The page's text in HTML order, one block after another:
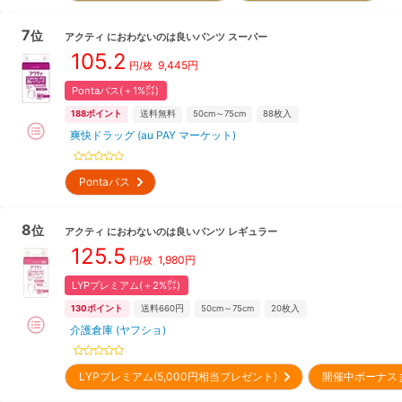
7位 アクティ におわないのは良いパンツ スーパー
105.2 円/枚 9,445円
Pontaパス(＋1%㌽)
188ポイント 送料無料 50cm～75cm 88枚入
爽快ドラッグ (au PAY マーケット)
Pontaパス
8位 アクティ におわないのは良いパンツ レギュラー
125.5 円/枚 1,980円
LYPプレミアム(＋2%㌽)
130ポイント 送料660円 50cm～75cm 20枚入
介護倉庫 (ヤフショ)
LYPプレミアム(5,000円相当プレゼント) 開催中ボーナ